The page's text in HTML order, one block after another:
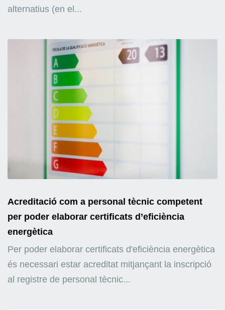
alternatius (en el...
Acreditació com a personal tècnic competent
per poder elaborar certificats d’eficiència
energètica
Per poder elaborar certificats d'eficiència energètica
és necessari estar acreditat mitjançant la inscripció
al registre de personal tècnic...